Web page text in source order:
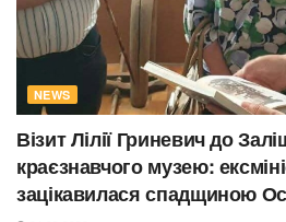
NEWS
Візит Лілії Гриневич до
краєзнавчого музею:
зацікавилася спадщиною